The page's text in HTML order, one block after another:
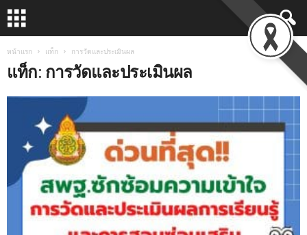
หน้าแรก แท็ก การวัดและประเมินผล
แท็ก: การวัดและประเมินผล